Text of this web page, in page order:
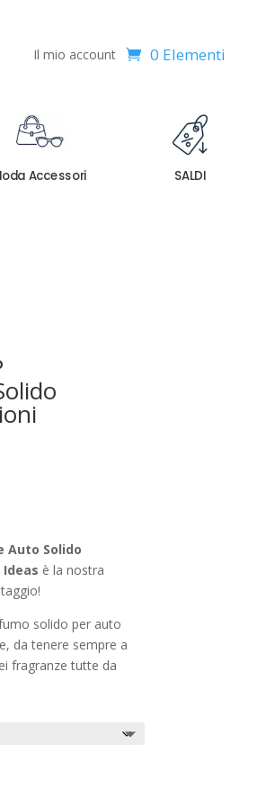
Il mio account 0 Elementi
Accessori SALDI
Auto Solido
è la nostra
solido per auto
da tenere sempre a
fragranze tutte da